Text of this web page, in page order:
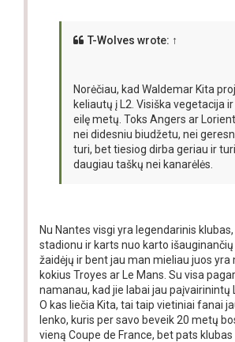
T-Wolves wrote: ↑
Norėčiau, kad Waldemar Kita
keliautų į L2. Visiška vegetacija
eilę metų. Toks Angers ar
nei didesniu biudžetu, nei
turi, bet tiesiog dirba geriau ir
daugiau taškų nei kanarėlės.
Nu Nantes visgi yra legendarinis
stadionu ir karts nuo karto
žaidėjų ir bent jau man mieliau juos yra
kokius Troyes ar Le Mans. Su visa
namanau, kad jie labai jau paįvairinintų
O kas liečia Kita, tai taip vietiniai fanai
lenko, kuris per savo beveik 20 metų
vieną Coupe de France, bet pats